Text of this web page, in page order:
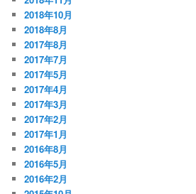
2018年10月
2018年8月
2017年8月
2017年7月
2017年5月
2017年4月
2017年3月
2017年2月
2017年1月
2016年8月
2016年5月
2016年2月